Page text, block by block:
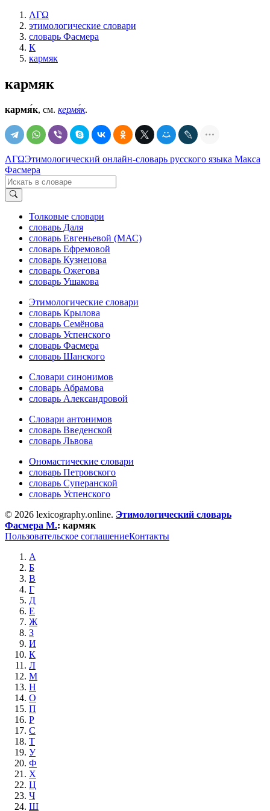
ΛΓΩ
этимологические словари
словарь Фасмера
К
кармяк
кармяк
кармя́к, см. кермя́к.
ΛΓΩЭтимологический онлайн-словарь русского языка Макса
Фасмера
Толковые словари
словарь Даля
словарь Евгеньевой (МАС)
словарь Ефремовой
словарь Кузнецова
словарь Ожегова
словарь Ушакова
Этимологические словари
словарь Крылова
словарь Семёнова
словарь Успенского
словарь Фасмера
словарь Шанского
Словари синонимов
словарь Абрамова
словарь Александровой
Словари антонимов
словарь Введенской
словарь Львова
Ономастические словари
словарь Петровского
словарь Суперанской
словарь Успенского
© 2026 lexicography.online. Этимологический словарь
Фасмера М.: кармяк
Пользовательское соглашениеКонтакты
А
Б
В
Г
Д
Е
Ж
З
И
К
Л
М
Н
О
П
Р
С
Т
У
Ф
Х
Ц
Ч
Ш